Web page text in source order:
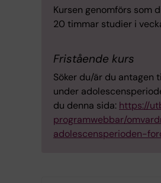
Kursen genomförs som
20 timmar studier i
Fristående kurs
Söker du/är du antagen
under
du denna sida: https://
programwebbar/
adolescensperioden-